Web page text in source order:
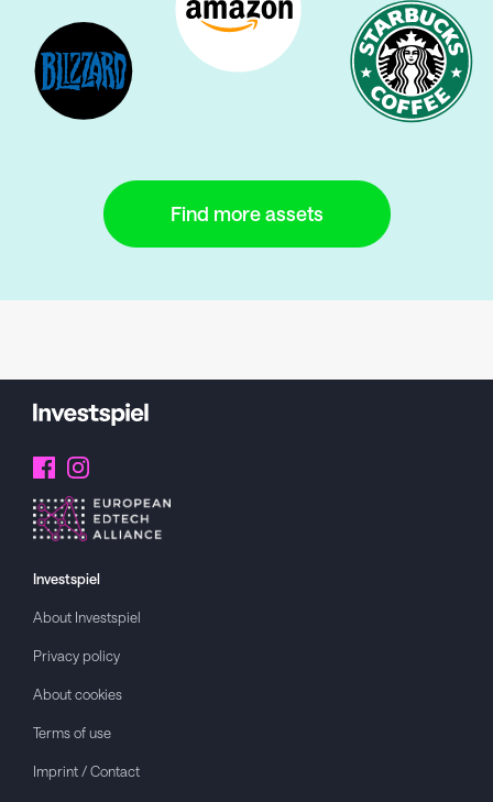
Find more assets
Investspiel
About Investspiel
Privacy policy
About cookies
Terms of use
Imprint / Contact